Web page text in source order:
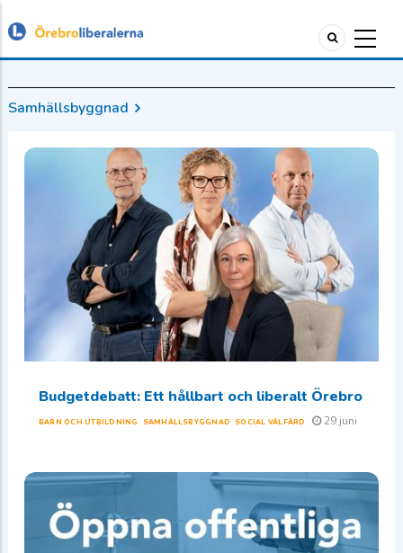
Samhällsbyggnad
Budgetdebatt: Ett hållbart och liberalt Örebro
BARN OCH UTBILDNING SAMHÄLLSBYGGNAD SOCIAL VÄLFÄRD 29 juni